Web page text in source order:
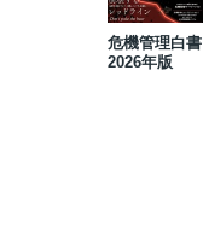
危機管理白書
2026年版